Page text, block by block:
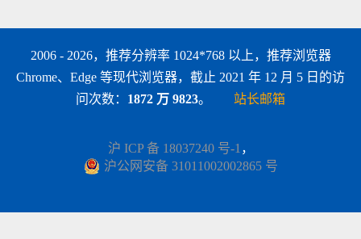
2006 - 2026，推荐分辨率 1024*768 以上，推荐浏览器
Chrome、Edge 等现代浏览器，截止 2021 年 12 月 5 日的访
问次数： 1872 万 9823。 站长邮箱
沪 ICP 备 18037240 号-1 ，
沪公网安备 31011002002865 号